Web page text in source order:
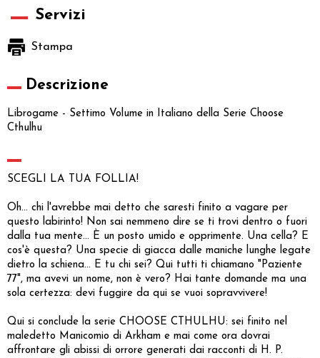
Servizi
Stampa
Descrizione
Librogame - Settimo Volume in Italiano della Serie Choose
Cthulhu
SCEGLI LA TUA FOLLIA!
Oh… chi l'avrebbe mai detto che saresti finito a vagare per
questo labirinto! Non sai nemmeno dire se ti trovi dentro o fuori
dalla tua mente… È un posto umido e opprimente. Una cella? E
cos'è questa? Una specie di giacca dalle maniche lunghe legate
dietro la schiena… E tu chi sei? Qui tutti ti chiamano "Paziente
77", ma avevi un nome, non è vero? Hai tante domande ma una
sola certezza: devi fuggire da qui se vuoi sopravvivere!
Qui si conclude la serie CHOOSE CTHULHU: sei finito nel
maledetto Manicomio di Arkham e mai come ora dovrai
affrontare gli abissi di orrore generati dai racconti di H. P.